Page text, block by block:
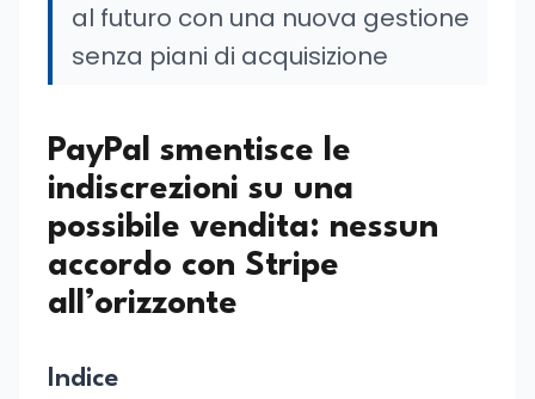
al futuro con una nuova gestione
senza piani di acquisizione
PayPal smentisce le
indiscrezioni su una
possibile vendita: nessun
accordo con Stripe
all’orizzonte
Indice